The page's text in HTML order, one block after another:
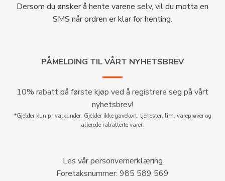
Dersom du ønsker å hente varene selv, vil du motta en
SMS når ordren er klar for henting.
PÅMELDING TIL VÅRT NYHETSBREV
10% rabatt på første kjøp ved å registrere seg på vårt
nyhetsbrev!
*Gjelder kun privatkunder. Gjelder ikke gavekort, tjenester, lim, vareprøver og
allerede rabatterte varer.
Les vår personvernerklæring
Foretaksnummer: 985 589 569